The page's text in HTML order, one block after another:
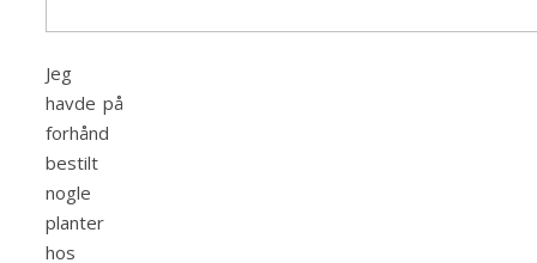
Jeg
havde på
forhånd
bestilt
nogle
planter
hos